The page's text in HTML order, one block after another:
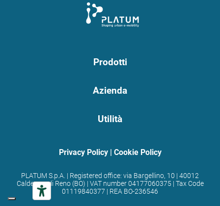
Prodotti
Azienda
Utilità
Privacy Policy| Cookie Policy
PLATUM S.p.A. | Registered office: via Bargellino, 10 | 40012
Calderara di Reno (BO) | VAT number 04177060375 | Tax Code
01119840377 | REA BO-236546